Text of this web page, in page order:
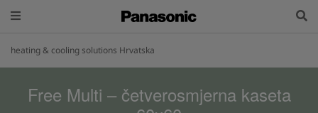
heating & cooling solutions Hrvatska
Free Multi – četverosmjerna kaseta